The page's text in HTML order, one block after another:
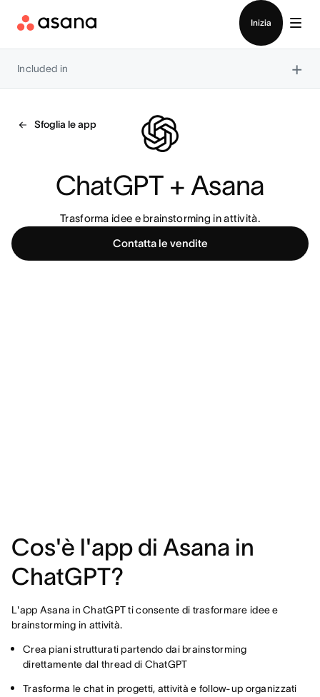
Inizia
Included in ×
Sfoglia le app
ChatGPT + Asana
Trasforma idee e brainstorming in attività.
Contatta le vendite
Cos'è l'app di Asana in
ChatGPT?
L'app Asana in ChatGPT ti consente di trasformare idee e
brainstorming in attività.
Crea piani strutturati partendo dai brainstorming
direttamente dal thread di ChatGPT
Trasforma le chat in progetti, attività e follow-up organizzati